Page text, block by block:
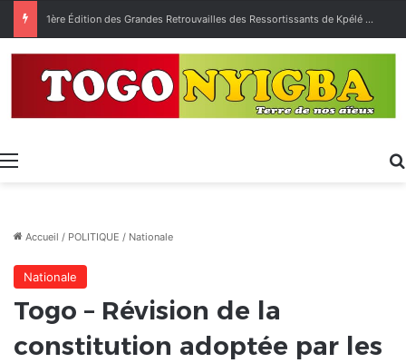
1ère Édition des Grandes Retrouvailles des Ressortissants de Kpélé Govié Apégamé / Sokpé
Menu
Accueil / POLITIQUE / Nationale
Nationale
Togo – Révision de la
constitution adoptée par les